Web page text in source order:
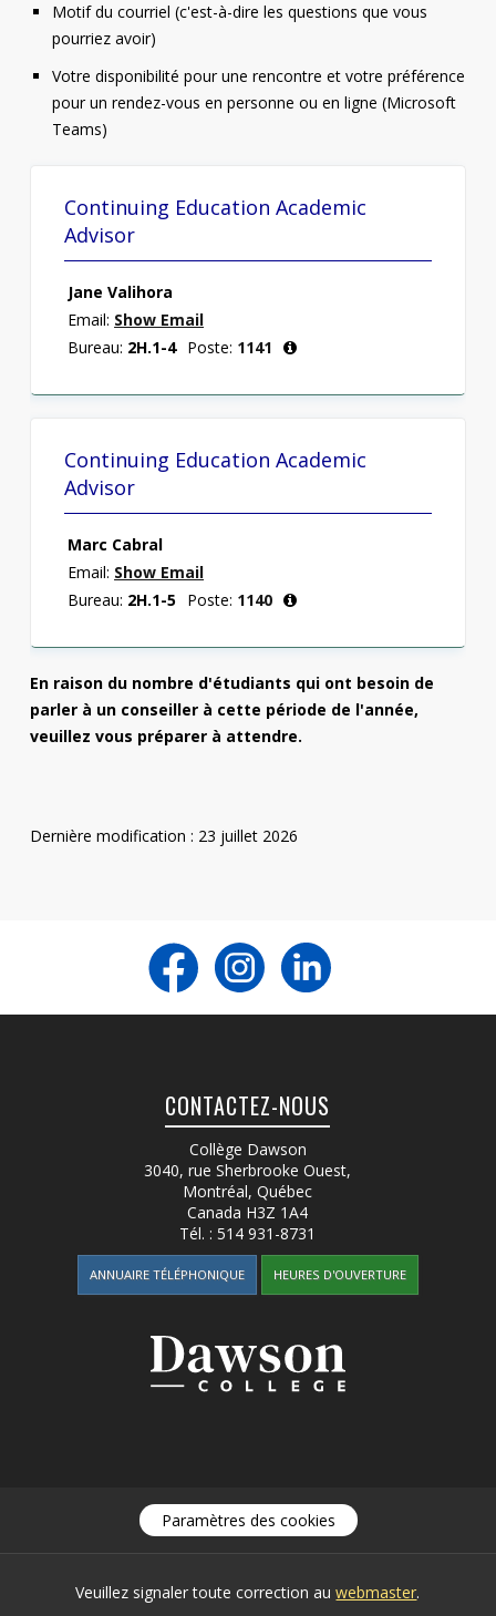
Motif du courriel (c'est-à-dire les questions que vous
pourriez avoir)
Votre disponibilité pour une rencontre et votre préférence
pour un rendez-vous en personne ou en ligne (Microsoft
Teams)
Continuing Education Academic
Advisor
Jane Valihora
Email: Show Email
Bureau: 2H.1-4 Poste: 1141
Continuing Education Academic
Advisor
Marc Cabral
Email: Show Email
Bureau: 2H.1-5 Poste: 1140
En raison du nombre d'étudiants qui ont besoin de
parler à un conseiller à cette période de l'année,
veuillez vous préparer à attendre.
Dernière modification : 23 juillet 2026
CONTACTEZ-NOUS
Collège Dawson
3040, rue Sherbrooke Ouest,
Montréal, Québec
Canada H3Z 1A4
Tél. :514 931-8731
ANNUAIRE TÉLÉPHONIQUE HEURES D'OUVERTURE
Paramètres des cookies
Veuillez signaler toute correction auwebmaster.